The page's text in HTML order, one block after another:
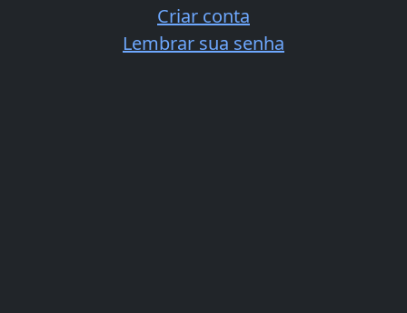
Criar conta
Lembrar sua senha